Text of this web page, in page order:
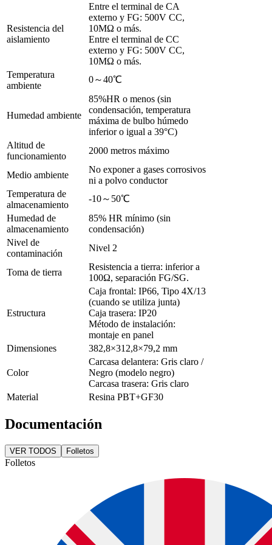
Resistencia del
aislamiento
Entre el terminal de CA
externo y FG: 500V CC,
10MΩ o más.
Entre el terminal de CC
externo y FG: 500V CC,
10MΩ o más.
Temperatura
ambiente
0～40℃
Humedad ambiente
85%HR o menos (sin
condensación, temperatura
máxima de bulbo húmedo
inferior o igual a 39°C)
Altitud de
funcionamiento
2000 metros máximo
Medio ambiente
No exponer a gases corrosivos
ni a polvo conductor
Temperatura de
almacenamiento
-10～50℃
Humedad de
almacenamiento
85% HR mínimo (sin
condensación)
Nivel de
contaminación
Nivel 2
Toma de tierra
Resistencia a tierra: inferior a
100Ω, separación FG/SG.
Estructura
Caja frontal: IP66, Tipo 4X/13
(cuando se utiliza junta)
Caja trasera: IP20
Método de instalación:
montaje en panel
Dimensiones
382,8×312,8×79,2 mm
Color
Carcasa delantera: Gris claro /
Negro (modelo negro)
Carcasa trasera: Gris claro
Material
Resina PBT+GF30
Documentación
VER TODOS Folletos
Folletos